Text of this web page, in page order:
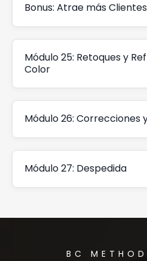
Bonus: Atrae más Clientes
Módulo 25: Retoques y
Color
Módulo 26: Correcciones
Módulo 27: Despedida
BC